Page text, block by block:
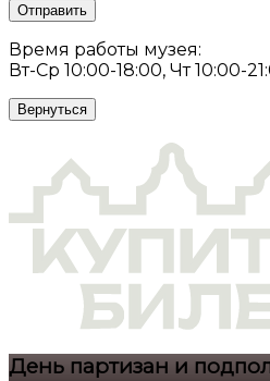
Отправить
Время работы музея:
Вт-Ср 10:00-18:00, Чт 10:00-
Вернуться
День партизан и